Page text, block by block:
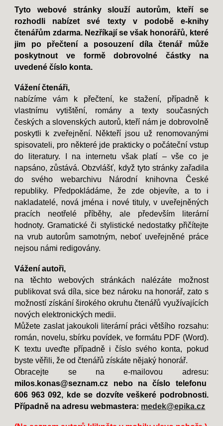
Tyto webové stránky slouží autorům, kteří se
rozhodli nabízet své texty v podobě e-knihy
čtenářům zdarma. Nezříkají se však honorářů, které
jim po přečtení a posouzení díla čtenář může
poskytnout ve formě dobrovolné částky na
uvedené číslo konta.
Vážení čtenáři,
nabízíme vám k přečtení, ke stažení, případně k
vlastnímu vytištění, romány a texty současných
českých a slovenských autorů, kteří nám je dobrovolně
poskytli k zveřejnění. Někteří jsou už renomovanými
spisovateli, pro některé jde prakticky o počáteční vstup
do literatury. I na internetu však platí – vše co je
napsáno, zůstává. Obzvlášť, když tyto stránky zařadila
do svého webarchivu Národní knihovna České
republiky. Předpokládáme, že zde objevíte, a to i
nakladatelé, nová jména i nové tituly, v uveřejněných
pracích neotřelé příběhy, ale především literární
hodnoty. Gramatické či stylistické nedostatky přičítejte
na vrub autorům samotným, neboť uveřejněné práce
nejsou námi redigovány.
Vážení autoři,
na těchto webových stránkách nalézáte možnost
publikovat svá díla, sice bez nároku na honorář, zato s
možností získání širokého okruhu čtenářů využívajících
nových elektronických medii.
Můžete zaslat jakoukoli
literární práci většího rozsahu:
román, novelu, sbírku povídek, ve formátu PDF (Word).
K textu uveďte případně i číslo svého konta, pokud
byste věřili, že od čtenářů získáte nějaký honorář.
Obracejte se na e-mailovou adresu:
milos.konas@seznam.cz nebo na číslo telefonu
606 963 092, kde se dozvíte veškeré podrobnosti.
Případně na adresu webmastera: medek@epika.cz